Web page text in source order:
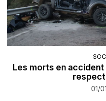
Les morts en accident
01/